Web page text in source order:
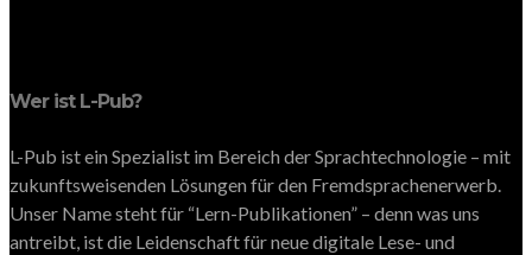
Wer ist L-Pub?
L-Pub ist ein Spezialist im Bereich der Sprachtechnologie – mit
zukunftsweisenden Lösungen für den Fremdsprachenerwerb.
Unser Name steht für “Lern-Publikationen” – denn was uns
antreibt, ist die Leidenschaft für neue digitale Lese- und